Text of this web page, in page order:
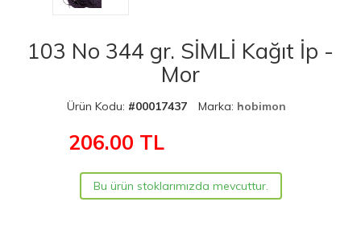
103 No 344 gr. SİMLİ Kağıt İp -
Mor
Ürün Kodu: #00017437 Marka: hobimon
206.00 TL
Bu ürün stoklarımızda mevcuttur.